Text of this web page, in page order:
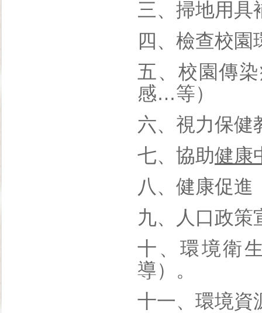
三、掃地用具
四、檢查校園
五、校園傳
感…等）
六、視力保健
七、協助健康
八、健康促
九、人口政策
十、環境衛
導）。
十一、環境資